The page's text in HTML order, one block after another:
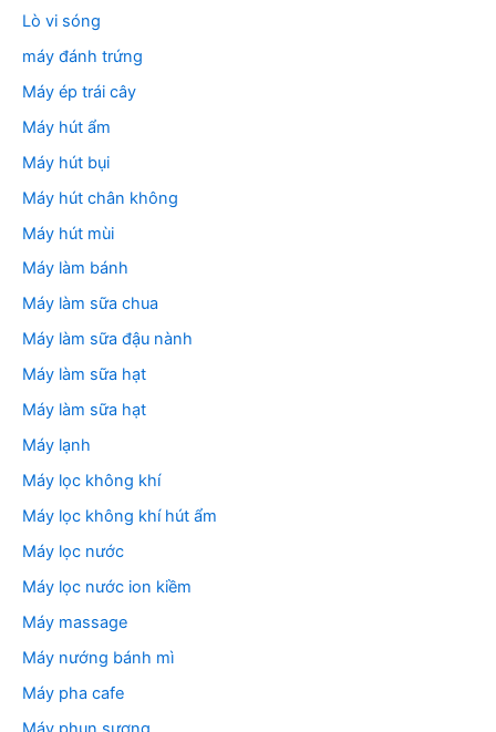
Lò vi sóng
máy đánh trứng
Máy ép trái cây
Máy hút ẩm
Máy hút bụi
Máy hút chân không
Máy hút mùi
Máy làm bánh
Máy làm sữa chua
Máy làm sữa đậu nành
Máy làm sữa hạt
Máy làm sữa hạt
Máy lạnh
Máy lọc không khí
Máy lọc không khí hút ẩm
Máy lọc nước
Máy lọc nước ion kiềm
Máy massage
Máy nướng bánh mì
Máy pha cafe